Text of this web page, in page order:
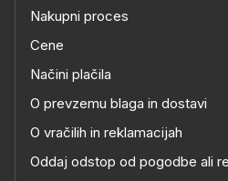
Nakupni proces
Cene
Načini plačila
O prevzemu blaga in dostavi
O vračilih in reklamacijah
Oddaj odstop od pogodbe ali